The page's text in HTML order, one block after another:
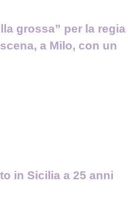
grossa” per la regia
a Milo, con un
in Sicilia a 25 anni